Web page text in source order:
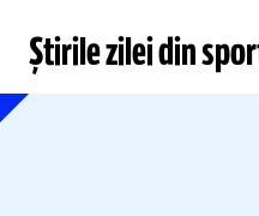
Știrile zilei din